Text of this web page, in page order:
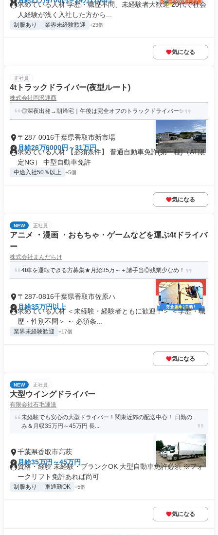
求めている人材 学歴・職歴不問、未経験者大歓迎 20代で社会
人経験が浅く入社した方から...
制服あり 業界未経験歓迎 +23個
気になる
正社員
4tトラックドライバー(夜型ルート)
株式会社岡沢通商
◎深夜出発→朝帰宅｜午後は完全オフのトラックドライバー✨
〒287-0016千葉県香取市新市場
月給26万6000円～31万円
求めている人材 【必須条件】 普通自動車免許(第一種)（AT限
定NG） 中型自動車免許
中途入社50％以上 +5個
気になる
NEW 正社員
アニメ ・漫画 ・おもちゃ・ゲームなどを運ぶ4tドライバ
ー
株式会社まんだらけ
4t車を運転できる方募集★月給35万～＋諸手当◎残業少なめ！
〒287-0816千葉県香取市佐原ハ
月給35万円以上
求めている人材 ＜未経験・経験者ともに歓迎！＞ ＜学歴・職
歴・性別不問＞ ～ 必須条...
業界未経験歓迎 +17個
気になる
NEW 正社員
大型ウイングドライバー
有限会社石毛運送
未経験でも安心の大型ドライバー！関東近郊の配送中心！ 日勤の
み＆月収35万円～45万円 長...
千葉県香取市高萩
月給35万円～45万円
資格・経験 未経験・ブランクOK 大型自動車免許必須 ※フォ
ークリフト免許あれば尚可
制服あり 車通勤OK +5個
気になる